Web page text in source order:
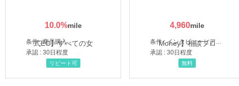
10.0%
条件 : 商品購入
承認 : 30日程度
リピート可
4,960
条件 : インタビューヒアリング完了
承認 : 30日程度
無料